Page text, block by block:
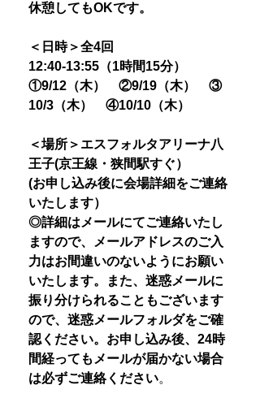
休憩してもOKです。
＜日時＞全4回
12:40-13:55（1時間15分）
①9/12（木） ②9/19（木） ③
10/3（木） ④10/10（木）
＜場所＞エスフォルタアリーナ八
王子(京王線・狭間駅すぐ）
(お申し込み後に会場詳細をご連絡
いたします）
◎詳細はメールにてご連絡いたし
ますので、メールアドレスのご入
力はお間違いのないようにお願い
いたします。また、迷惑メールに
振り分けられることもございます
ので、迷惑メールフォルダをご確
認ください。お申し込み後、24時
間経ってもメールが届かない場合
は必ずご連絡ください。